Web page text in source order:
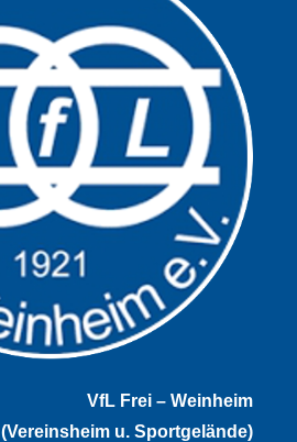
VfL Frei – Weinheim
(Vereinsheim u. Sportgelände)